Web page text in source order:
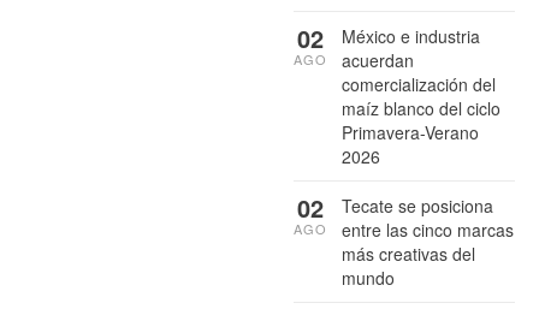
México e industria
acuerdan
comercialización del
maíz blanco del ciclo
Primavera-Verano
2026
02
AGO
Tecate se posiciona
entre las cinco marcas
más creativas del
mundo
02
AGO